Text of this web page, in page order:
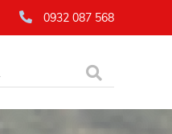
0932 087 568